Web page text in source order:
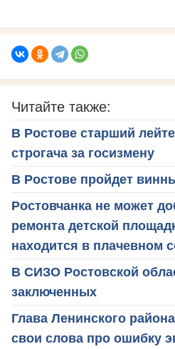
Читайте также:
В Ростове старший
строгача за госизмену
В Ростове пройдет
Ростовчанка не может
ремонта детской
находится в плачевном
В СИЗО Ростовской
заключенных
Глава Ленинского
свои слова про ошибку